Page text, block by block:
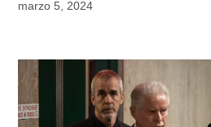
marzo 5, 2024